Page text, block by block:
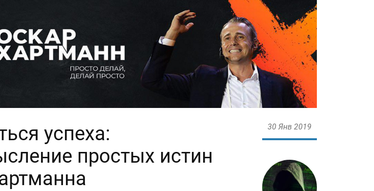
успеха:
простых истин
30 Янв 2019